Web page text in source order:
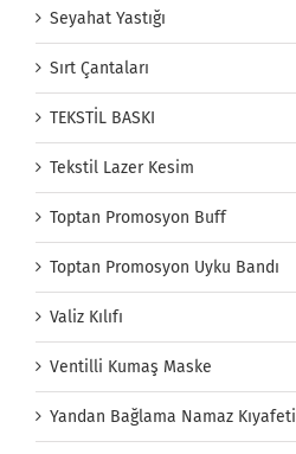
Seyahat Yastığı
Sırt Çantaları
TEKSTİL BASKI
Tekstil Lazer Kesim
Toptan Promosyon Buff
Toptan Promosyon Uyku Bandı
Valiz Kılıfı
Ventilli Kumaş Maske
Yandan Bağlama Namaz Kıyafeti